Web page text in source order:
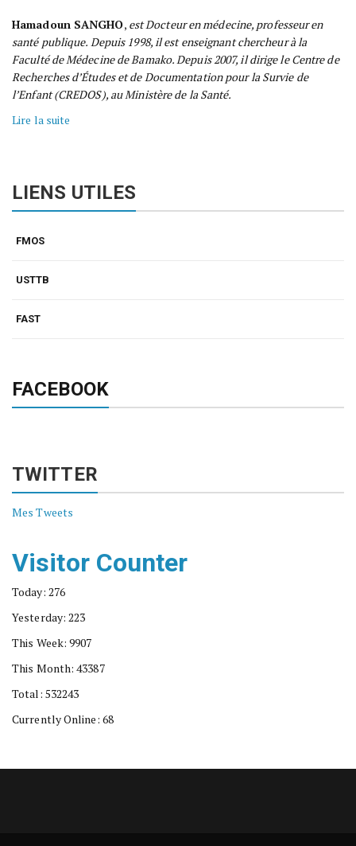
Hamadoun SANGHO, est Docteur en médecine, professeur en
santé publique. Depuis 1998, il est enseignant chercheur à la
Faculté de Médecine de Bamako. Depuis 2007, il dirige le Centre de
Recherches d’Études et de Documentation pour la Survie de
l’Enfant (CREDOS), au Ministère de la Santé.
Lire la suite
LIENS UTILES
FMOS
USTTB
FAST
FACEBOOK
TWITTER
Mes Tweets
Visitor Counter
Today: 276
Yesterday: 223
This Week: 9907
This Month: 43387
Total: 532243
Currently Online: 68